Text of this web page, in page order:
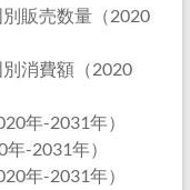
販売数量（2020
消費額（2020
年-2031年）
-2031年）
年-2031年）